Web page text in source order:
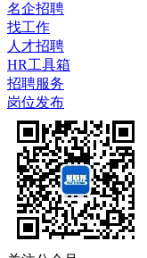
名企招聘
找工作
人才招聘
HR工具箱
招聘服务
岗位发布